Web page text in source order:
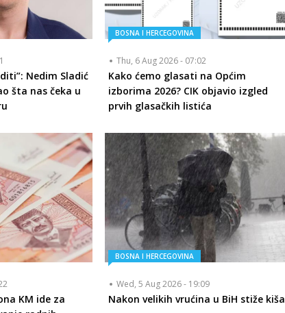
Nedim Sladić
šta nas čeka u
BOSNA I HERCEGOVINA
Thu, 6 Aug 2026 - 07:02
Kako ćemo glasati na Općim
izborima 2026? CIK objavio izgled
prvih glasačkih listića
KM ide za
BOSNA I HERCEGOVINA
Wed, 5 Aug 2026 - 19:09
Nakon velikih vrućina u BiH stiže kiša